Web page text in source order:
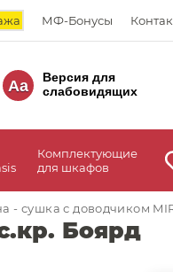
МФ-Бонусы
Aa
Версия для
слабовидящих
Комплектующие
для шкафов
- сушка с доводчиком
Боярд